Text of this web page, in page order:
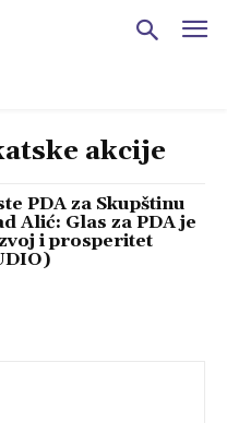
akcije
PDA za Skupštinu
Alić: Glas za PDA je
i prosperitet